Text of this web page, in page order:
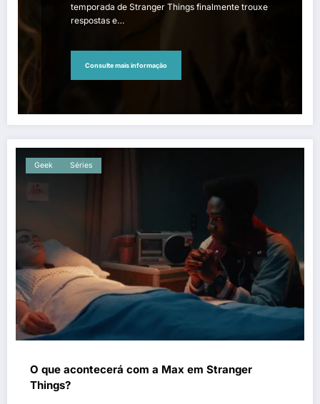
temporada de Stranger Things finalmente trouxe
respostas e…
Consulte mais informação
Geek Séries
O que acontecerá com a Max em Stranger
Things?